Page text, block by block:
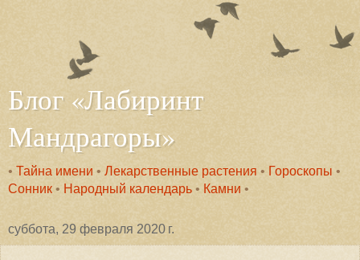
Блог «Лабиринт
Мандрагоры»
• Тайна имени • Лекарственные растения • Гороскопы •
Сонник • Народный календарь • Камни •
суббота, 29 февраля 2020 г.